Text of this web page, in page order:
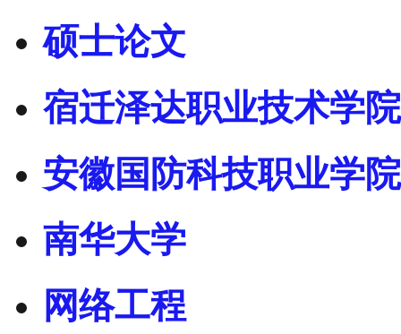
硕士论文
宿迁泽达职业技术学院
安徽国防科技职业学院
南华大学
网络工程